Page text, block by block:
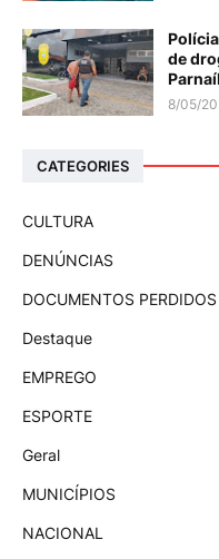
de
8/05/
CATEGORIES
CULTURA
DENÚNCIAS
DOCUMENTOS PERDIDOS
Destaque
EMPREGO
ESPORTE
Geral
MUNICÍPIOS
NACIONAL